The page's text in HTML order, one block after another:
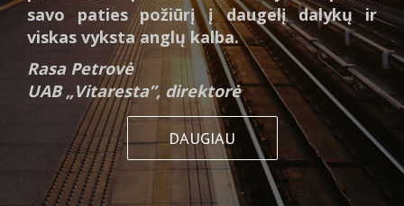
savo paties požiūrį į daugelį dalykų ir
viskas vyksta anglų kalba.
Rasa Petrovė
UAB „Vitaresta”, direktorė
DAUGIAU